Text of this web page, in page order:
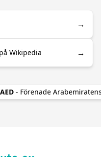
→
Wikipedia →
AED - Förenade